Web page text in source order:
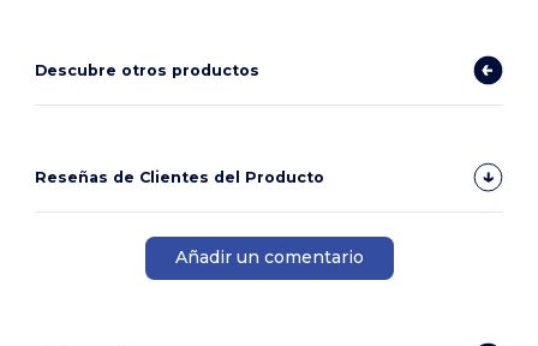
Descubre otros productos
Reseñas de Clientes del Producto
Añadir un comentario